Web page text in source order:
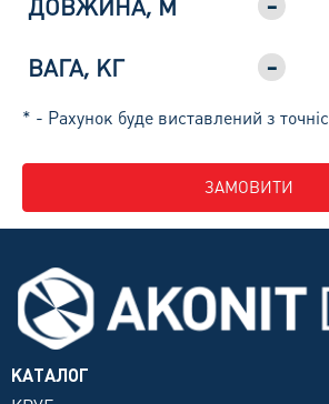
ДОВЖИНА, М
ВАГА, КГ -
* - Рахунок буде виставлений з
ЗАМОВИТИ
КАТАЛОГ